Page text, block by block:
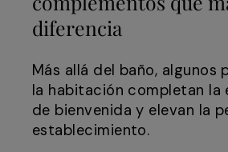
diferencia
Más allá del baño, algunos
la habitación completan la
de bienvenida y elevan la
establecimiento.